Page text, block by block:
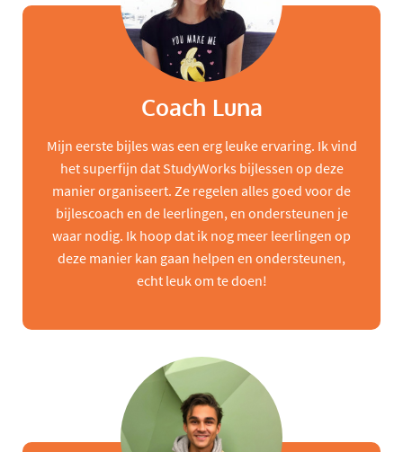
Coach Luna
Mijn eerste bijles was een erg leuke ervaring. Ik vind
het superfijn dat StudyWorks bijlessen op deze
manier organiseert. Ze regelen alles goed voor de
bijlescoach en de leerlingen, en ondersteunen je
waar nodig. Ik hoop dat ik nog meer leerlingen op
deze manier kan gaan helpen en ondersteunen,
echt leuk om te doen!